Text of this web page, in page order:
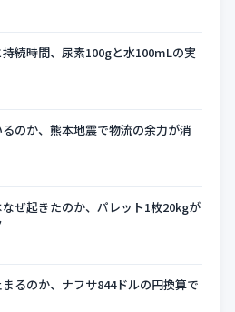
続時間、尿素100gと水100mLの実
のか、熊本地震で物流の余力が消
ぜ起きたのか、パレット1枚20kgが
るのか、ナフサ844ドルの円換算で